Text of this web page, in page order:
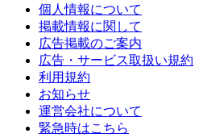
個人情報について
掲載情報に関して
広告掲載のご案内
広告・サービス取扱い規約
利用規約
お知らせ
運営会社について
緊急時はこちら